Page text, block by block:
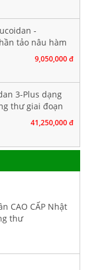
-
tảo nâu hàm
9,050,000 đ
3-Plus dạng
thư giai đoạn
41,250,000 đ
CAO CẤP Nhật
thư